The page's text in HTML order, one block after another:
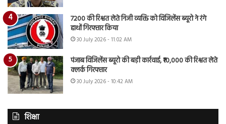
7200 की रिश्वत लेते निजी व्यक्ति को विजिलेंस ब्यूरो ने रंगे
हाथों गिरफ्तार किया
30 July 2026 - 11:02 AM
पंजाब विजिलेंस ब्यूरो की बड़ी कार्रवाई, ₹10,000 की रिश्वत लेते
क्लर्क गिरफ्तार
30 July 2026 - 10:42 AM
शिक्षा